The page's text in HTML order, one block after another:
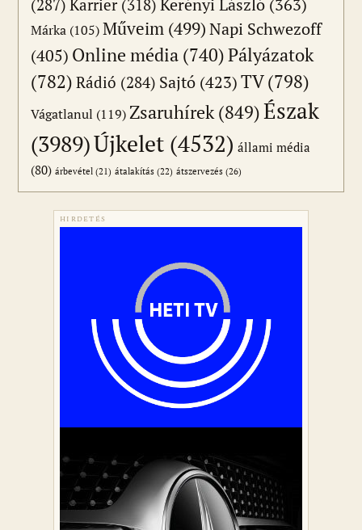
(287) Karrier(318) Kerényi László (363)
Márka (105) Műveim (499)Napi Schwezoff
(405) Online média (740)Pályázatok
(782) Rádió (284) Sajtó (423)TV(798)
Vágatlanul (119)Zsaruhírek(849)Észak
(3989)Újkelet (4532) állami média
(80) árbevétel (21) átalakítás (22) átszervezés (26)
HIRDETÉS